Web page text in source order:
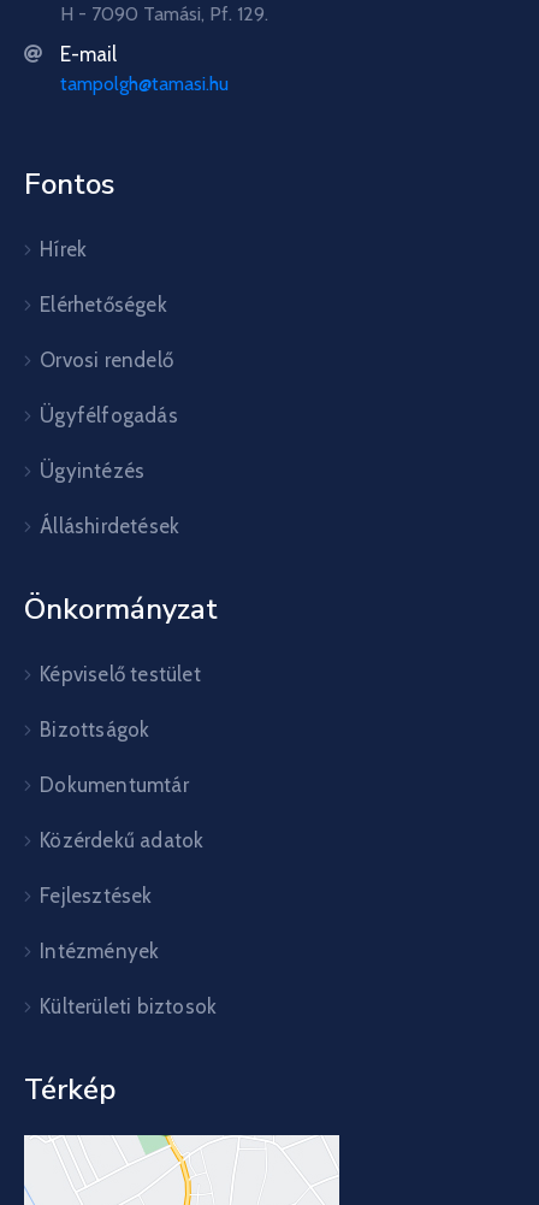
H - 7090 Tamási, Pf. 129.
E-mail
tampolgh@tamasi.hu
Fontos
Hírek
Elérhetőségek
Orvosi rendelő
Ügyfélfogadás
Ügyintézés
Álláshirdetések
Önkormányzat
Képviselő testület
Bizottságok
Dokumentumtár
Közérdekű adatok
Fejlesztések
Intézmények
Külterületi biztosok
Térkép